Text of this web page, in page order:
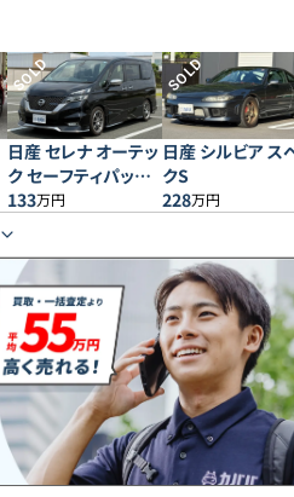
SOLD
日産 セレナ オーテッ
ク セーフティパッケ
ージ
133万円
SOLD
日産 シルビア ス
クS
228万円